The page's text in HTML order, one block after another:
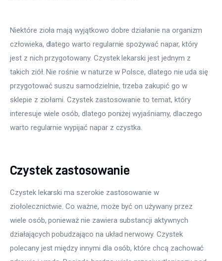
Niektóre zioła mają wyjątkowo dobre działanie na organizm
człowieka, dlatego warto regularnie spożywać napar, który
jest z nich przygotowany. Czystek lekarski jest jednym z
takich ziół. Nie rośnie w naturze w Polsce, dlatego nie uda się
przygotować suszu samodzielnie, trzeba zakupić go w
sklepie z ziołami. Czystek zastosowanie to temat, który
interesuje wiele osób, dlatego poniżej wyjaśniamy, dlaczego
warto regularnie wypijać napar z czystka.
Czystek zastosowanie
Czystek lekarski ma szerokie zastosowanie w
ziołolecznictwie. Co ważne, może być on używany przez
wiele osób, ponieważ nie zawiera substancji aktywnych
działających pobudzająco na układ nerwowy. Czystek
polecany jest między innymi dla osób, które chcą zachować